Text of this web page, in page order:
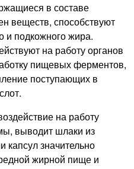
в составе
веществ, способствуют
и подкожного жира.
на работу органов
пищевых ферментов,
поступающих в
на работу
выводит шлаки из
капсул значительно
жирной пище и